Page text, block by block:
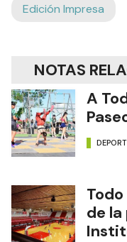
Edición Impresa
NOTAS
A
de